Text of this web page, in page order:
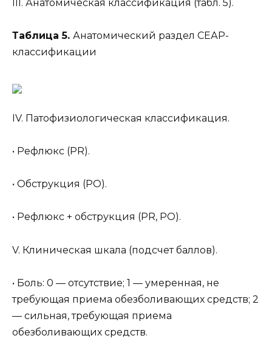
III. Анатомическая классификация (табл. 5).
Таблица 5. Анатомический раздел СЕАР-
классификации
IV. Патофизиологическая классификация.
• Рефлюкс (PR).
• Обструкция (PO).
• Рефлюкс + обструкция (PR, PO).
V. Клиническая шкала (подсчет баллов).
• Боль: 0 — отсутствие; 1 — умеренная, не
требующая приема обезболивающих средств; 2
— сильная, требующая приема
обезболивающих средств.